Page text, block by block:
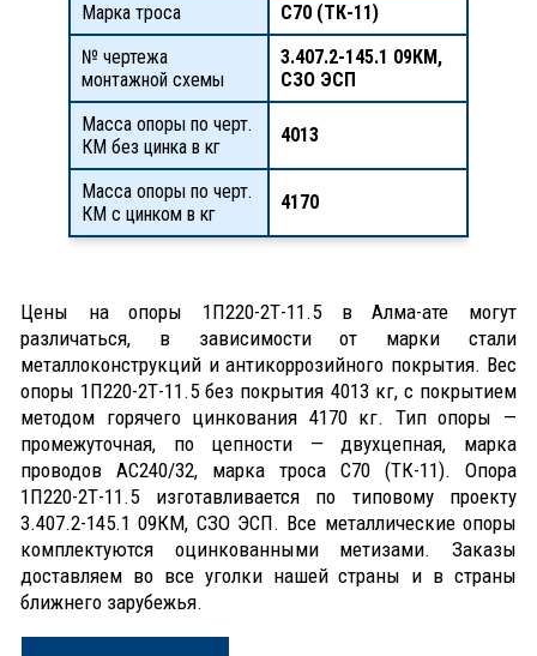
Марка троса
С70 (ТК-11)
№ чертежа
монтажной схемы
3.407.2-145.1 09КМ,
СЗО ЭСП
Масса опоры по черт.
КМ без цинка в кг
4013
Масса опоры по черт.
КМ с цинком в кг
4170
Цены на опоры 1П220-2Т-11.5 в Алма-ате могут
различаться, в зависимости от марки стали
металлоконструкций и антикоррозийного покрытия. Вес
опоры 1П220-2Т-11.5 без покрытия 4013 кг, с покрытием
методом горячего цинкования 4170 кг. Тип опоры —
промежуточная, по цепности — двухцепная, марка
проводов АС240/32, марка троса С70 (ТК-11). Опора
1П220-2Т-11.5 изготавливается по типовому проекту
3.407.2-145.1 09КМ, СЗО ЭСП. Все металлические опоры
комплектуются оцинкованными метизами. Заказы
доставляем во все уголки нашей страны и в страны
ближнего зарубежья.